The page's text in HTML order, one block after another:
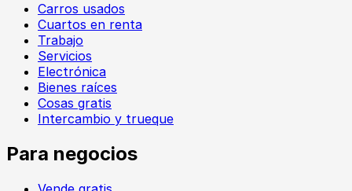
Carros usados
Cuartos en renta
Trabajo
Servicios
Electrónica
Bienes raíces
Cosas gratis
Intercambio y trueque
Para negocios